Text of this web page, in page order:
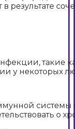
результате
такие
у некоторых
системы
о